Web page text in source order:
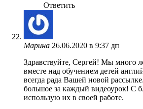
Ответить
Марина 26.06.2020 в 9:37 дп
Здравствуйте, Сергей! Мы много
вместе над обучением детей
всегда рада Вашей новой
большое за каждый видеоурок! С
использую их в своей работе.